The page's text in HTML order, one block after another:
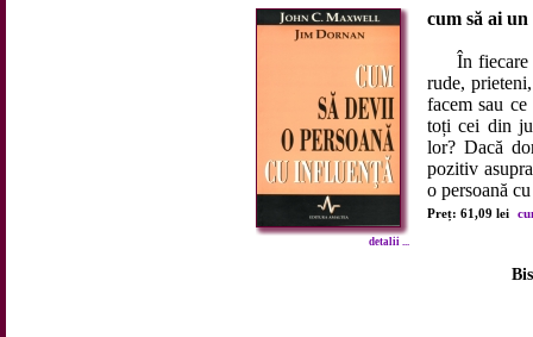
detalii ...
cum să ai
În fiecare
rude,
facem sau
toți cei din
lor? Dacă
pozitiv
o persoană
Preț: 61,09 lei